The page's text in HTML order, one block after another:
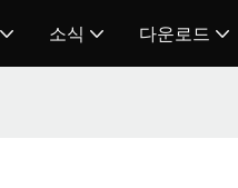
소식 다운로드